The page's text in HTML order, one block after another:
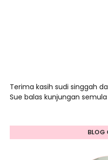
Terima kasih sudi singgah
Sue balas kunjungan
BLOG